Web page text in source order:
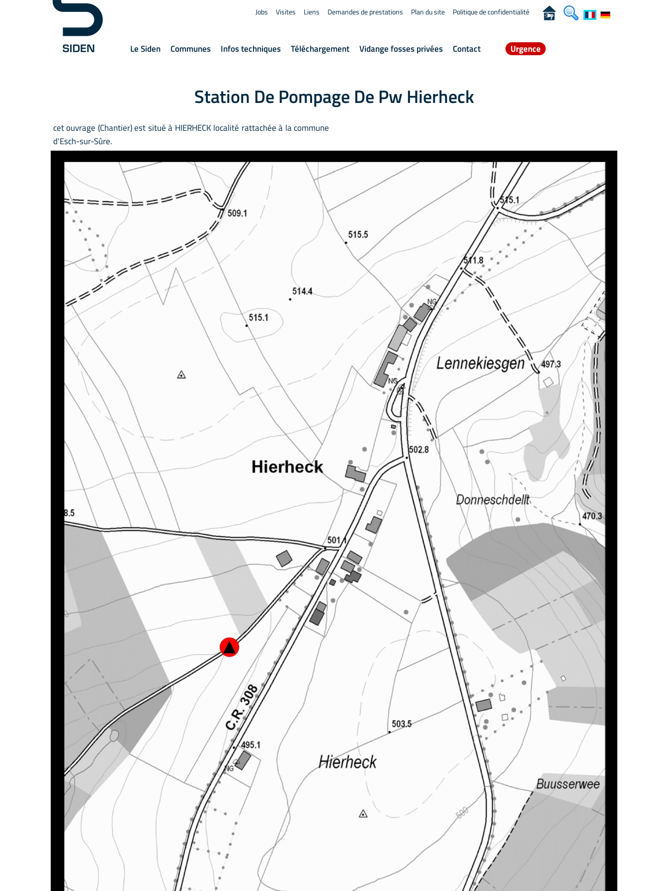
Le Siden Communes Infos techniques Téléchargement Vidange fosses privées Contact Urgence
Jobs Visites Liens Demandes de prestations Plan du site Politique de confidentialité
Station De Pompage De Pw Hierheck
cet ouvrage (Chantier) est situé à HIERHECK localité rattachée à la commune
d'Esch-sur-Sûre.